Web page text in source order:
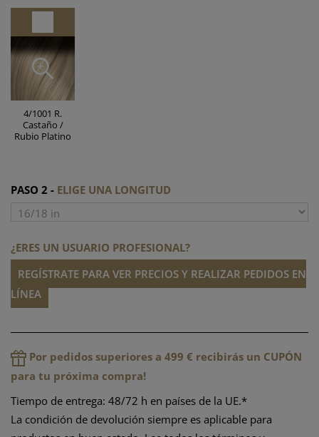
4/1001 R.
Castaño /
Rubio Platino
PASO 2 - ELIGE UNA LONGITUD
¿ERES UN USUARIO PROFESIONAL?
REGÍSTRATE PARA VER PRECIOS Y REALIZAR PEDIDOS EN
LÍNEA
Por pedidos superiores a 499 € recibirás un CUPÓN
para tu próxima compra!
Tiempo de entrega: 48/72 h en países de la UE.*
La condición de devolución siempre es aplicable para